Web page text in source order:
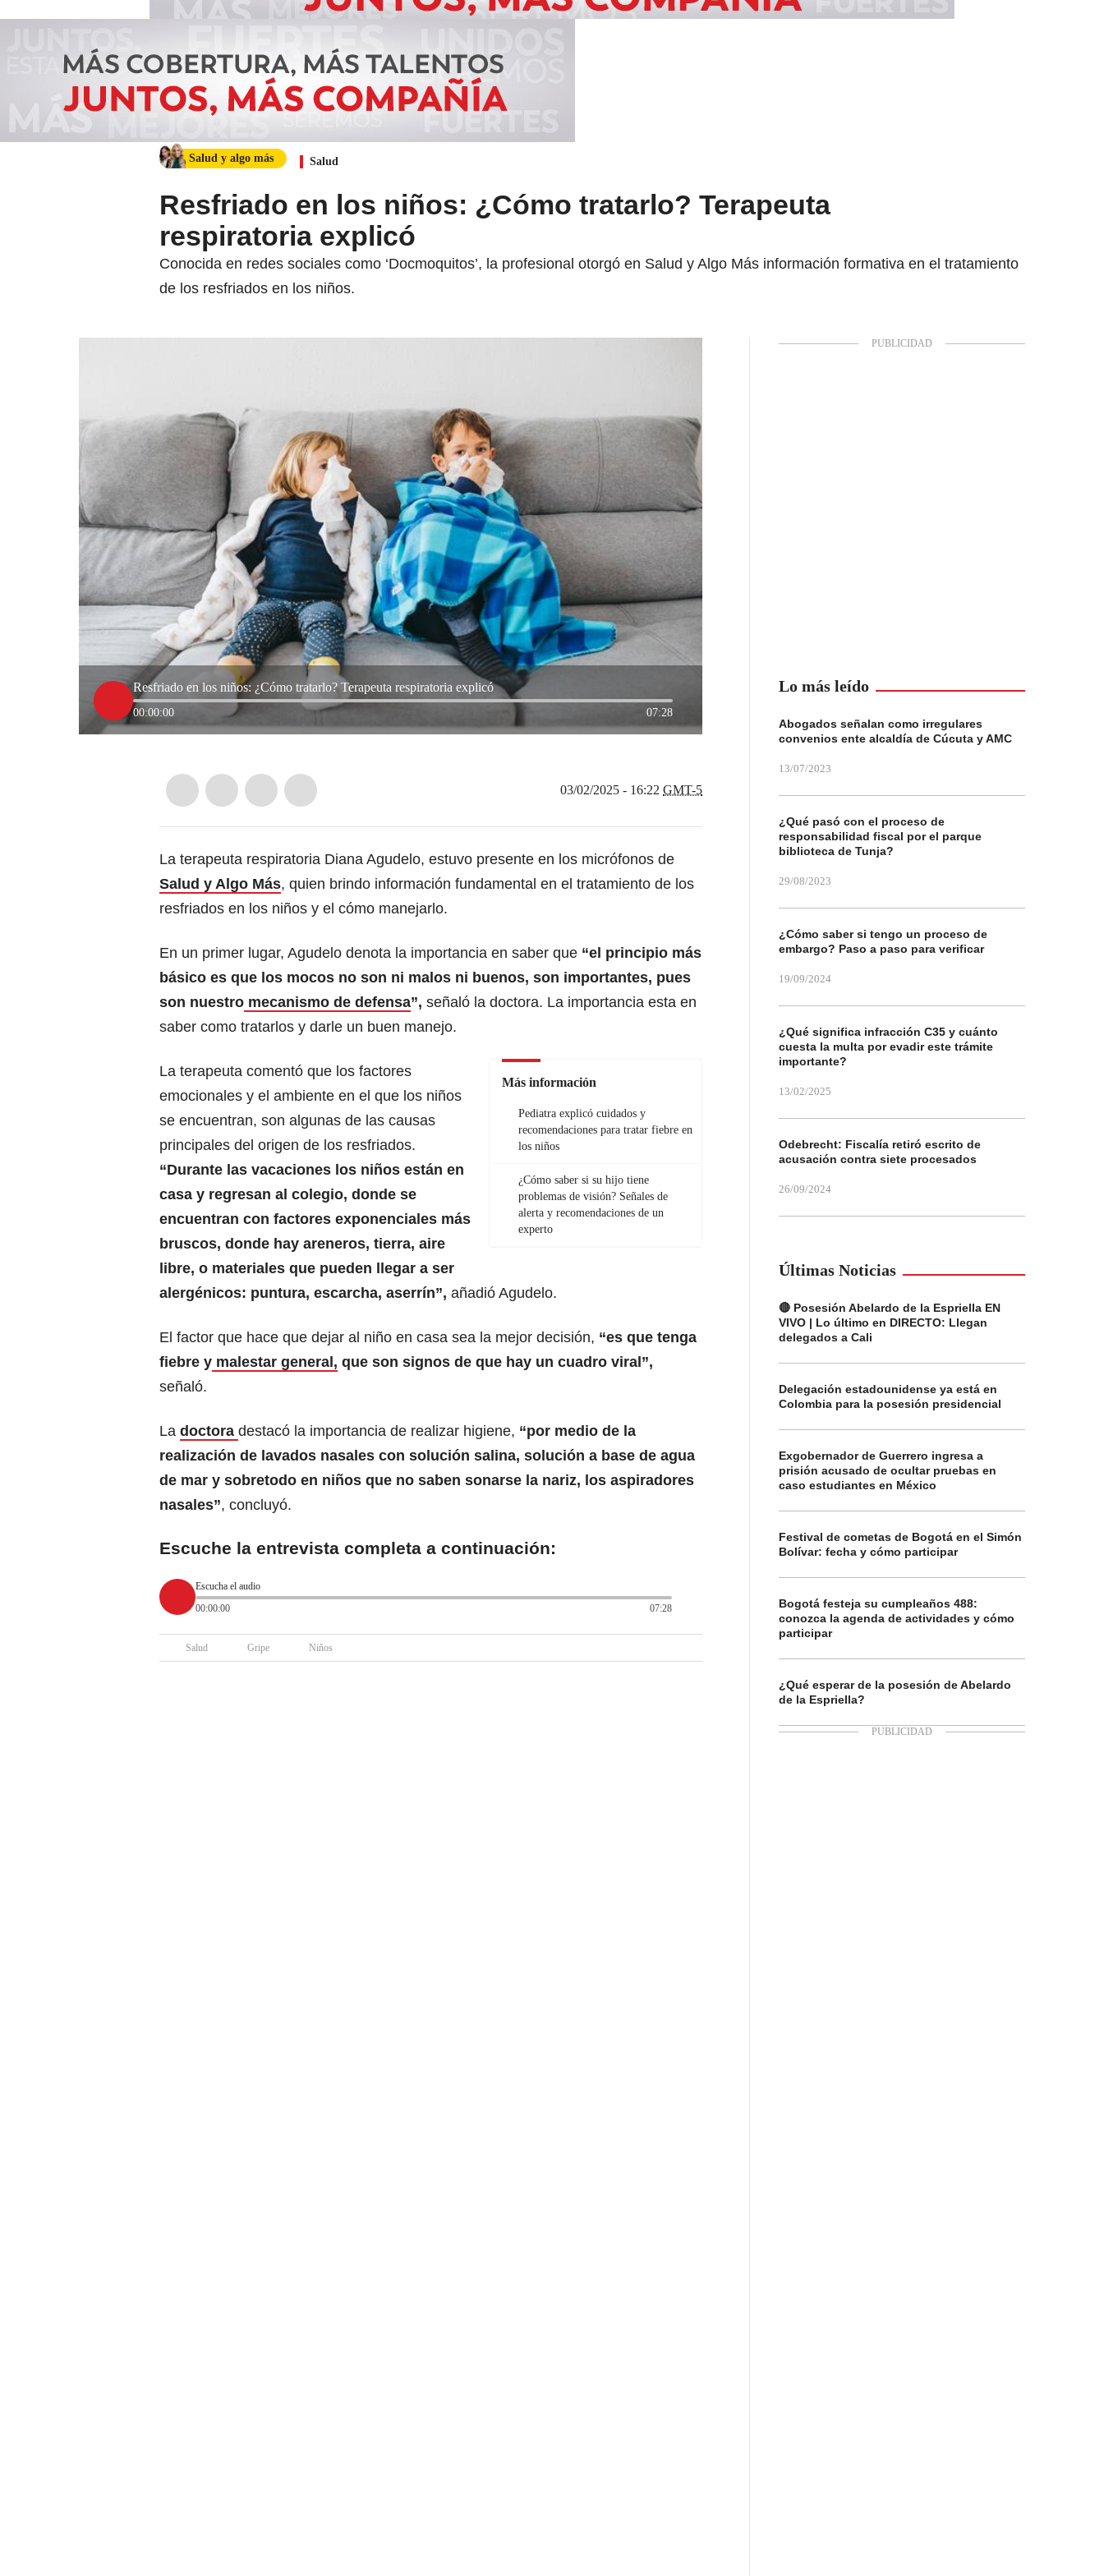
Salud y algo más Salud
Resfriado en los niños: ¿Cómo tratarlo? Terapeuta
respiratoria explicó
Conocida en redes sociales como ‘Docmoquitos’, la profesional otorgó en Salud y Algo Más información formativa en el tratamiento
de los resfriados en los niños.
Resfriado en los niños: ¿Cómo tratarlo? Terapeuta respiratoria explicó
00:00:00 07:28
03/02/2025 - 16:22 GMT-5
La terapeuta respiratoria Diana Agudelo, estuvo presente en los micrófonos de
Salud y Algo Más, quien brindo información fundamental en el tratamiento de los
resfriados en los niños y el cómo manejarlo.
En un primer lugar, Agudelo denota la importancia en saber que “el principio más
básico es que los mocos no son ni malos ni buenos, son importantes, pues
son nuestro mecanismo de defensa”, señaló la doctora. La importancia esta en
saber como tratarlos y darle un buen manejo.
Más información
Pediatra explicó cuidados y
recomendaciones para tratar fiebre en
los niños
¿Cómo saber si su hijo tiene
problemas de visión? Señales de
alerta y recomendaciones de un
experto
La terapeuta comentó que los factores
emocionales y el ambiente en el que los niños
se encuentran, son algunas de las causas
principales del origen de los resfriados.
“Durante las vacaciones los niños están en
casa y regresan al colegio, donde se
encuentran con factores exponenciales más
bruscos, donde hay areneros, tierra, aire
libre, o materiales que pueden llegar a ser
alergénicos: puntura, escarcha, aserrín”, añadió Agudelo.
El factor que hace que dejar al niño en casa sea la mejor decisión, “es que tenga
fiebre y malestar general, que son signos de que hay un cuadro viral”,
señaló.
La doctora destacó la importancia de realizar higiene, “por medio de la
realización de lavados nasales con solución salina, solución a base de agua
de mar y sobretodo en niños que no saben sonarse la nariz, los aspiradores
nasales”, concluyó.
Escuche la entrevista completa a continuación:
Escucha el audio
00:00:00
07:28
Salud Gripe Niños
Lo más leído
Abogados señalan como irregulares
convenios ente alcaldía de Cúcuta y AMC
13/07/2023
¿Qué pasó con el proceso de
responsabilidad fiscal por el parque
biblioteca de Tunja?
29/08/2023
¿Cómo saber si tengo un proceso de
embargo? Paso a paso para verificar
19/09/2024
¿Qué significa infracción C35 y cuánto
cuesta la multa por evadir este trámite
importante?
13/02/2025
Odebrecht: Fiscalía retiró escrito de
acusación contra siete procesados
26/09/2024
Últimas Noticias
🔴 Posesión Abelardo de la Espriella EN
VIVO | Lo último en DIRECTO: Llegan
delegados a Cali
Delegación estadounidense ya está en
Colombia para la posesión presidencial
Exgobernador de Guerrero ingresa a
prisión acusado de ocultar pruebas en
caso estudiantes en México
Festival de cometas de Bogotá en el Simón
Bolívar: fecha y cómo participar
Bogotá festeja su cumpleaños 488:
conozca la agenda de actividades y cómo
participar
¿Qué esperar de la posesión de Abelardo
de la Espriella?